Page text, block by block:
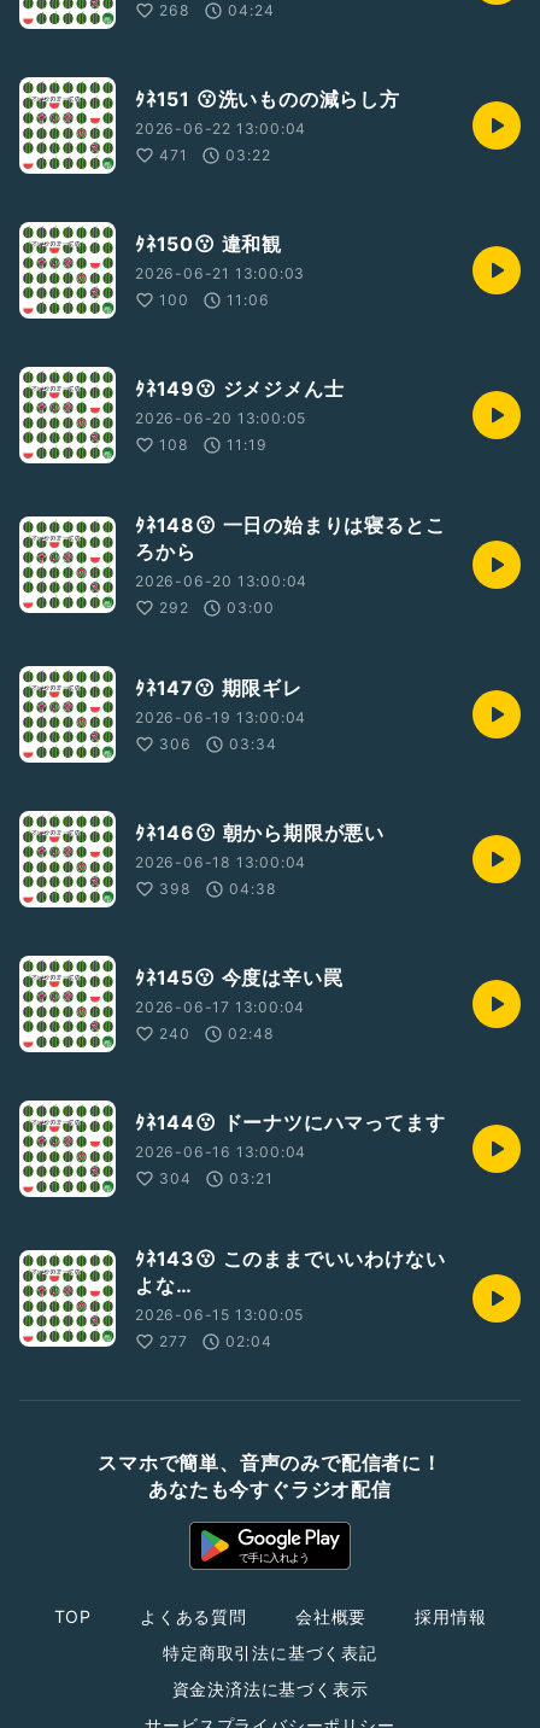
268
04:24
ﾀﾈ151 😗洗いものの減らし方
2026-06-22 13:00:04
471
03:22
ﾀﾈ150😗 違和観
2026-06-21 13:00:03
100
11:06
ﾀﾈ149😗 ジメジメん士
2026-06-20 13:00:05
108
11:19
ﾀﾈ148😗 一日の始まりは寝るとこ
ろから
2026-06-20 13:00:04
292
03:00
ﾀﾈ147😗 期限ギレ
2026-06-19 13:00:04
306
03:34
ﾀﾈ146😗 朝から期限が悪い
2026-06-18 13:00:04
398
04:38
ﾀﾈ145😗 今度は辛い罠
2026-06-17 13:00:04
240
02:48
ﾀﾈ144😗 ドーナツにハマってます
2026-06-16 13:00:04
304
03:21
ﾀﾈ143😗 このままでいいわけない
よな…
2026-06-15 13:00:05
277
02:04
スマホで簡単、音声のみで配信者に！
あなたも今すぐラジオ配信
TOP よくある質問 会社概要
採用情報
特定商取引法に基づく表記
資金決済法に基づく表示